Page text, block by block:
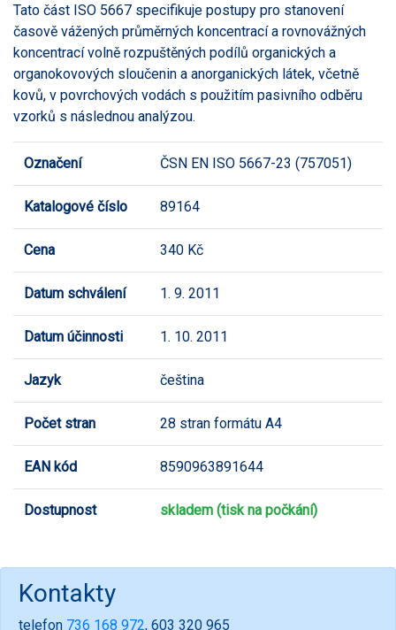
Tato část ISO 5667 specifikuje postupy pro stanovení
časově vážených průměrných koncentrací a rovnovážných
koncentrací volně rozpuštěných podílů organických a
organokovových sloučenin a anorganických látek, včetně
kovů, v povrchových vodách s použitím pasivního odběru
vzorků s následnou analýzou.
Označení ČSN EN ISO 5667-23 (757051)
Katalogové číslo 89164
Cena 340 Kč
Datum schválení 1. 9. 2011
Datum účinnosti 1. 10. 2011
Jazyk čeština
Počet stran 28 stran formátu A4
EAN kód 8590963891644
Dostupnost skladem (tisk na počkání)
Kontakty
telefon 736 168 972, 603 320 965